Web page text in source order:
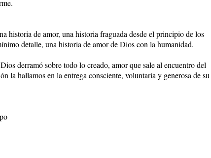
historia de amor, una historia fraguada desde el principio de los
detalle, una historia de amor de Dios con la humanidad.
derramó sobre todo lo creado, amor que sale al encuentro del
la hallamos en la entrega consciente, voluntaria y generosa de su